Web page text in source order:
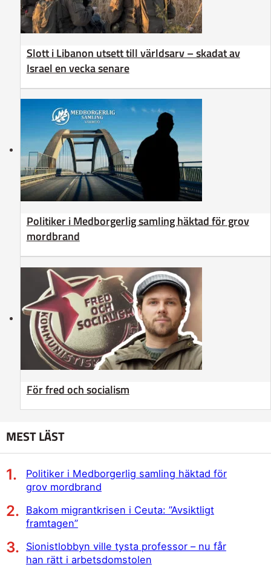
Slott i Libanon utsett till världsarv – skadat av
Israel en vecka senare
Politiker i Medborgerlig samling häktad för grov
mordbrand
För fred och socialism
MEST LÄST
Politiker i Medborgerlig samling häktad för
grov mordbrand
Bakom migrantkrisen i Ceuta: ”Avsiktligt
framtagen”
Sionistlobbyn ville tysta professor – nu får
han rätt i arbetsdomstolen